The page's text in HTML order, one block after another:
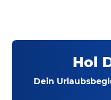
Hol
Dein